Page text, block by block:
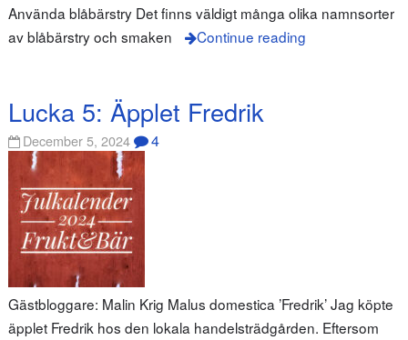
Använda blåbärstry Det finns väldigt många olika namnsorter
av blåbärstry och smaken
Continue reading
Lucka 5: Äpplet Fredrik
December 5, 2024 4
Gästbloggare: Malin Krig Malus domestica ’Fredrik’ Jag köpte
äpplet Fredrik hos den lokala handelsträdgården. Eftersom